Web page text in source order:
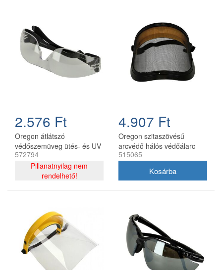
2.576 Ft
Oregon átlátszó
védőszemüveg ütés- és UV
védelemmel
572794
Pillanatnyilag nem
rendelhető!
4.907 Ft
Oregon szitaszövésű
arcvédő hálós védőálarc
515065